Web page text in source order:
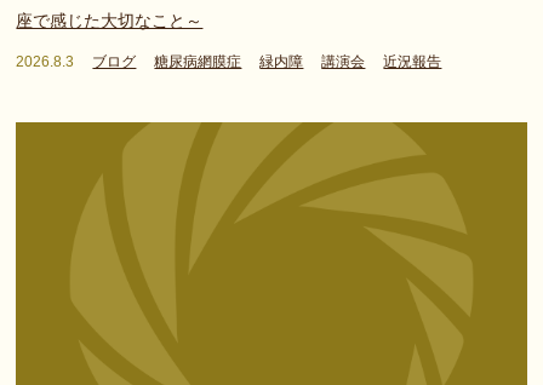
座で感じた大切なこと～
2026.8.3 ブログ 糖尿病網膜症 緑内障 講演会 近況報告